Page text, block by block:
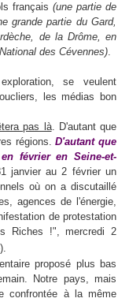
français(une partie de
grande partie du Gard,
de la Drôme, en
des Cévennes).
se veulent
les médias bon
pas là. D'autant que
régions.D'autant que
février en Seine-et-
janvier au 2 février un
où on a discutaillé
agences de l'énergie,
de protestation
Riches !", mercredi 2
proposé plus bas
Notre pays, mais
confrontée à la même